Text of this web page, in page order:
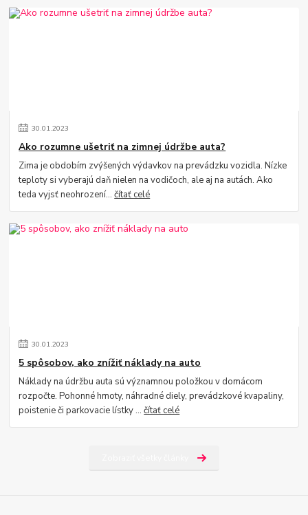
30.01.2023
Ako rozumne ušetriť na zimnej údržbe auta?
Zima je obdobím zvýšených výdavkov na prevádzku vozidla. Nízke
teploty si vyberajú daň nielen na vodičoch, ale aj na autách. Ako
teda vyjsť neohrození...čítať celé
30.01.2023
5 spôsobov, ako znížiť náklady na auto
Náklady na údržbu auta sú významnou položkou v domácom
rozpočte. Pohonné hmoty, náhradné diely, prevádzkové kvapaliny,
poistenie či parkovacie lístky ...čítať celé